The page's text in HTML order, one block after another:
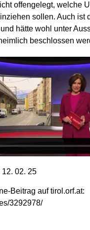
offengelegt, welche
sollen. Auch ist
hätte wohl unter
beschlossen
02. 25
Beitrag auf tirol.orf.at:
3292978/